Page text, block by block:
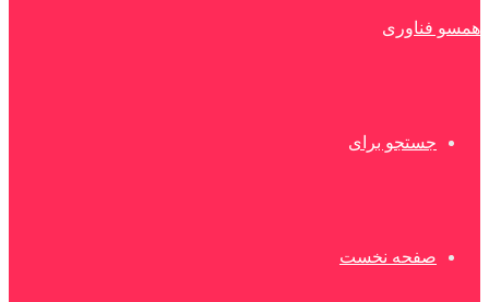
همسو فناوری
جستجو برای
صفحه نخست